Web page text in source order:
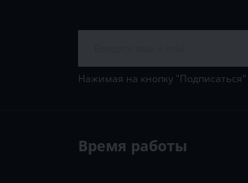
Нажимая на кнопку
Время работы